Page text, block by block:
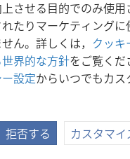
させる目的でのみ使用
たりマーケティング
ん。詳しくは， クッ
界的な方針をご覧くだ
設定からいつでもカス
拒否する カスタマイ
めに』パウロはテトス
のです。テトスや他の
知恵と権威に従つて任
命は聖霊によつてなさ
口。テトス 1:5，新世。
，及び聖句によつて，神の聖
御自身の御心を知らせ